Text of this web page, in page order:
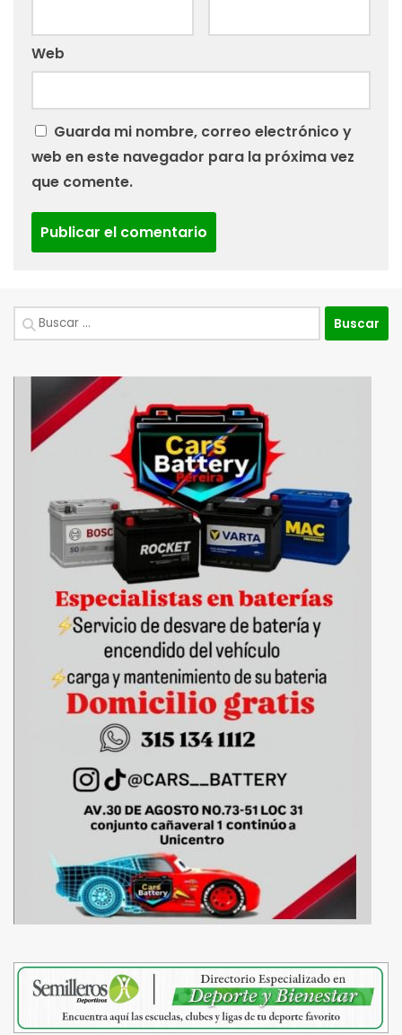
Web
Guarda mi nombre, correo electrónico y
web en este navegador para la próxima vez
que comente.
Buscar: